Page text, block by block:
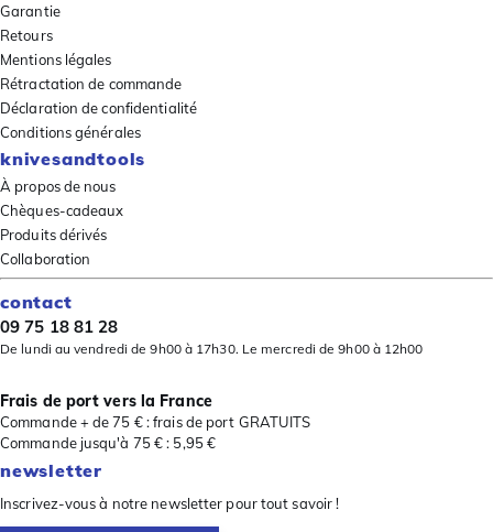
Garantie
Retours
Mentions légales
Rétractation de commande
Déclaration de confidentialité
Conditions générales
knivesandtools
À propos de nous
Chèques-cadeaux
Produits dérivés
Collaboration
contact
09 75 18 81 28
De lundi au vendredi de 9h00 à 17h30. Le mercredi de 9h00 à 12h00
Frais de port vers la France
Commande + de 75 € : frais de port GRATUITS
Commande jusqu'à 75 € : 5,95 €
newsletter
Inscrivez-vous à notre newsletter pour tout savoir !